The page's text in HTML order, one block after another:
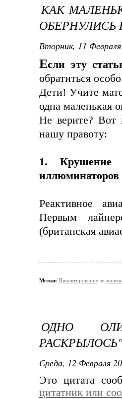
КАК
ОБЕРНУЛИСЬ
Вторник, 11
Если эту
обратиться
Дети! Учите
одна маленькая
Не верите? Вот
нашу правоту:
1. Крушение
иллюминаторов
Реактивное
Первым
(британская
Метки: Проектирование
ОДНО
Среда, 12 Февраля
Это цитата
цитатник или